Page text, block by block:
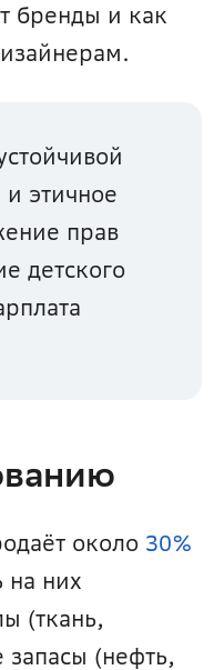
бренды и как
этичное
прав
детского
около 30%
них
(ткань,